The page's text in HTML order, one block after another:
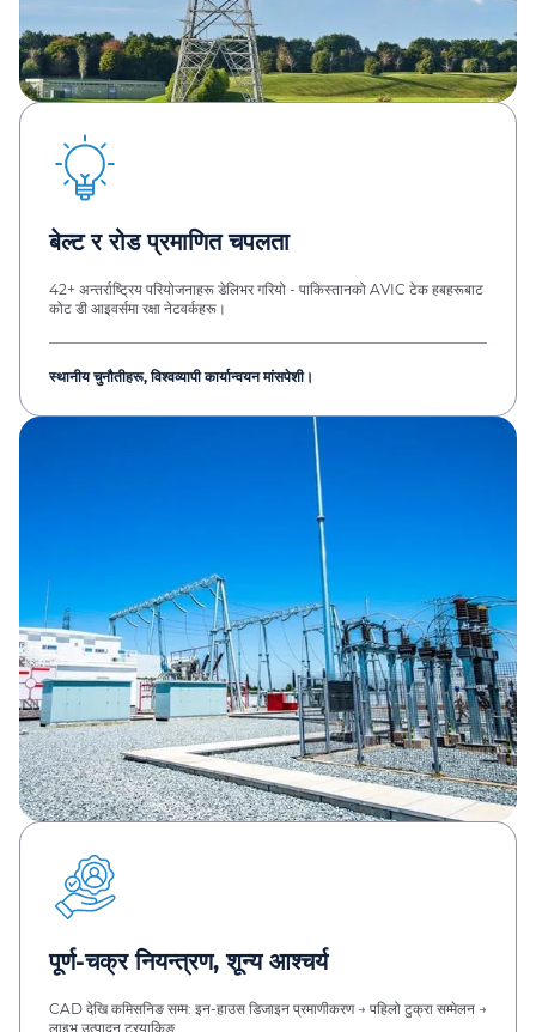
बेल्ट र रोड प्रमाणित चपलता
42+ अन्तर्राष्ट्रिय परियोजनाहरू डेलिभर गरियो - पाकिस्तानको AVIC टेक हबहरूबाट
कोट डी आइवर्समा रक्षा नेटवर्कहरू।
स्थानीय चुनौतीहरू, विश्वव्यापी कार्यान्वयन मांसपेशी।
पूर्ण-चक्र नियन्त्रण, शून्य आश्चर्य
CAD देखि कमिसनिङ सम्म: इन-हाउस डिजाइन प्रमाणीकरण → पहिलो टुक्रा सम्मेलन →
लाइभ उत्पादन ट्रयाकिङ